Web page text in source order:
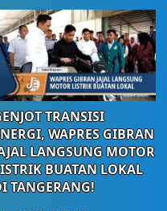
TRANSISI
WAPRES GIBRAN
LANGSUNG MOTOR
BUATAN LOKAL
TANGERANG!